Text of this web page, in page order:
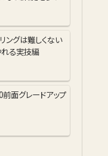
ングは難しくない
れる実技編
前面グレードアップ